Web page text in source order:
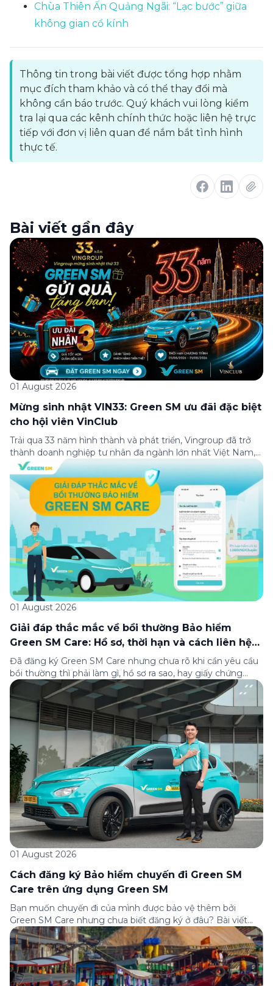
Chùa Thiên Ấn Quảng Ngãi: “Lạc bước” giữa
không gian cổ kính
Thông tin trong bài viết được tổng hợp nhằm
mục đích tham khảo và có thể thay đổi mà
không cần báo trước. Quý khách vui lòng kiểm
tra lại qua các kênh chính thức hoặc liên hệ trực
tiếp với đơn vị liên quan để nắm bắt tình hình
thực tế.
Bài viết gần đây
01 August 2026
Mừng sinh nhật VIN33: Green SM ưu đãi đặc biệt
cho hội viên VinClub
Trải qua 33 năm hình thành và phát triển, Vingroup đã trở
thành doanh nghiệp tư nhân đa ngành lớn nhất Việt Nam,
lọt Top 30 doanh nghiệp lớn nhất Đông Nam Á theo bảng
xếp hạng của Tạp chí Fortune (Mỹ). Nhân kỷ niệm 33 năm
thành lập (8/8/1993 đến 8/8/2026), Green SM trân […]
01 August 2026
Giải đáp thắc mắc về bồi thường Bảo hiểm
Green SM Care: Hồ sơ, thời hạn và cách liên hệ
hỗ trợ
Đã đăng ký Green SM Care nhưng chưa rõ khi cần yêu cầu
bồi thường thì phải làm gì, hồ sơ ra sao, hay giấy chứng
nhận bảo hiểm tìm ở đâu? Bài viết này tổng hợp đầy đủ các
câu hỏi thường gặp nhất về quy trình bồi thường và hỗ trợ
của Green […]
01 August 2026
Cách đăng ký Bảo hiểm chuyến đi Green SM
Care trên ứng dụng Green SM
Bạn muốn chuyến đi của mình được bảo vệ thêm bởi
Green SM Care nhưng chưa biết đăng ký ở đâu? Bài viết
dưới đây sẽ hướng dẫn chi tiết cách tham gia (và hủy tham
gia) gói bảo hiểm này ngay trên ứng dụng Green SM, cùng
những lưu ý quan trọng trước khi […]